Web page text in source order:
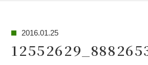
2016.01.25